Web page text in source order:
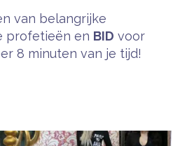
van belangrijke
profetieën en BID voor
8 minuten van je tijd!